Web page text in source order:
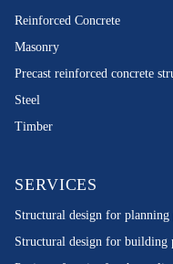
Reinforced Concrete
Masonry
Precast reinforced concrete
Steel
Timber
SERVICES
Structural design for planning
Structural design for building